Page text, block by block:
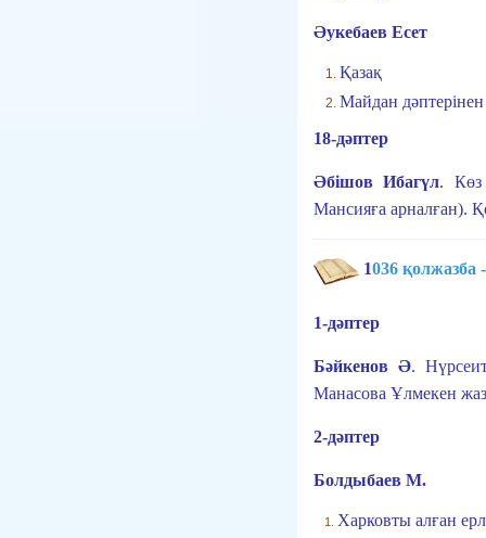
Әукебаев Есет
Қазақ
Майдан дәптерінен
18-дәптер
Әбішов Ибагүл.
Мансияға арналған).
1036 қолжазба
1-дәптер
Бәйкенов Ә.
Манасова Ұлмекен
2-дәптер
Болдыбаев М.
Харковты алған